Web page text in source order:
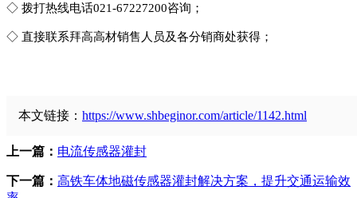
◇ 拨打热线电话021-67227200咨询；
◇ 直接联系拜高高材销售人员及各分销商处获得；
本文链接： https://www.shbeginor.com/article/1142.html
上一篇： 电流传感器灌封
下一篇： 高铁车体地磁传感器灌封解决方案，提升交通运输效